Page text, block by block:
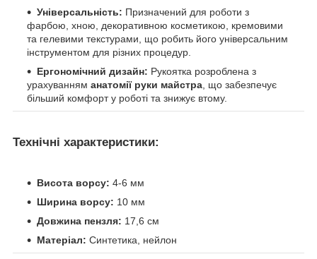
Універсальність: Призначений для роботи з
фарбою, хною, декоративною косметикою, кремовими
та гелевими текстурами, що робить його універсальним
інструментом для різних процедур.
Ергономічний дизайн: Рукоятка розроблена з
урахуванням анатомії руки майстра , що забезпечує
більший комфорт у роботі та знижує втому.
Технічні характеристики:
Висота ворсу: 4-6 мм
Ширина ворсу: 10 мм
Довжина пензля: 17,6 см
Матеріал: Синтетика, нейлон